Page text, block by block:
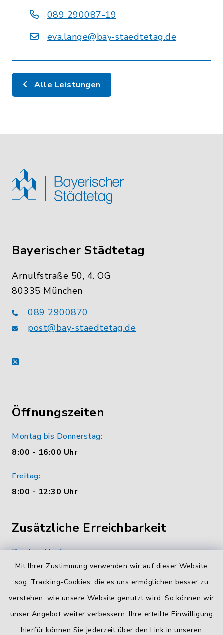
Mit Ihrer Zustimmung verwenden wir auf dieser Website
sog. Tracking-Cookies, die es uns ermöglichen besser zu
verstehen, wie unsere Website genutzt wird. So können wir
unser Angebot weiter verbessern. Ihre erteilte Einwilligung
hierfür können Sie jederzeit über den Link in unseren
089 290087-19
eva.lange@bay-staedtetag.de
Alle Leistungen
Bayerischer Städtetag
Arnulfstraße 50, 4. OG
80335 München
089 2900870
post@bay-staedtetag.de
X
Öffnungszeiten
Montag bis Donnerstag:
8:00 - 16:00 Uhr
Freitag:
8:00 - 12:30 Uhr
Zusätzliche Erreichbarkeit
Durchwahlrufnummern
Die Durchwahlrufnummern unserer Mitarbeiterinnen
und Mitarbeiter finden Siehier.
Kontaktformular
SicheresKontaktformularmit BayernID verwenden.